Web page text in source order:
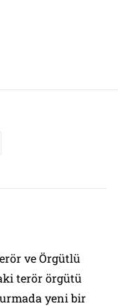
ve Örgütlü
terör örgütü
yeni bir